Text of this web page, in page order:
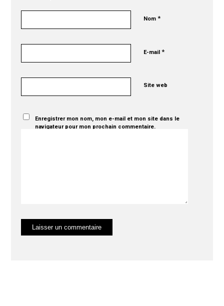
Nom*
E-mail*
Site web
Enregistrer mon nom, mon e-mail et mon site dans le
navigateur pour mon prochain commentaire.